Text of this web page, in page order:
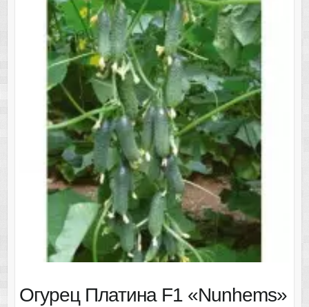
Огурец Платина F1 «Nunhems»